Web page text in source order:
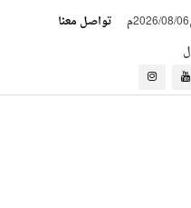
تواصل معنا